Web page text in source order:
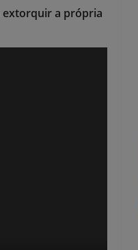
extorquir a própria